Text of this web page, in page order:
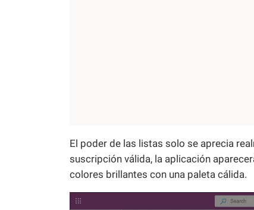
El poder de las listas solo se aprecia
suscripción válida, la aplicación
colores brillantes con una paleta cálida.